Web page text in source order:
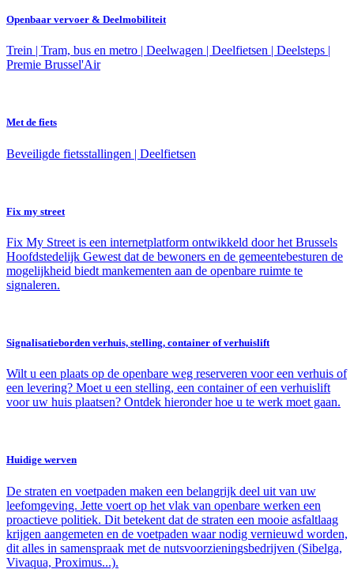
Openbaar vervoer & Deelmobiliteit
Trein | Tram, bus en metro | Deelwagen | Deelfietsen | Deelsteps |
Premie Brussel'Air
Met de fiets
Beveiligde fietsstallingen | Deelfietsen
Fix my street
Fix My Street is een internetplatform ontwikkeld door het Brussels
Hoofdstedelijk Gewest dat de bewoners en de gemeentebesturen de
mogelijkheid biedt mankementen aan de openbare ruimte te
signaleren.
Signalisatieborden verhuis, stelling, container of verhuislift
Wilt u een plaats op de openbare weg reserveren voor een verhuis of
een levering? Moet u een stelling, een container of een verhuislift
voor uw huis plaatsen? Ontdek hieronder hoe u te werk moet gaan.
Huidige werven
De straten en voetpaden maken een belangrijk deel uit van uw
leefomgeving. Jette voert op het vlak van openbare werken een
proactieve politiek. Dit betekent dat de straten een mooie asfaltlaag
krijgen aangemeten en de voetpaden waar nodig vernieuwd worden,
dit alles in samenspraak met de nutsvoorzieningsbedrijven (Sibelga,
Vivaqua, Proximus...).